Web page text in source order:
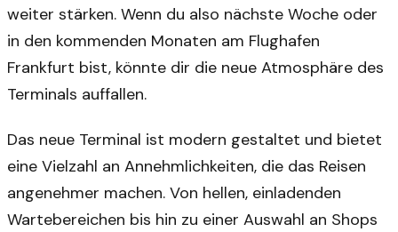
weiter stärken. Wenn du also nächste Woche oder
in den kommenden Monaten am Flughafen
Frankfurt bist, könnte dir die neue Atmosphäre des
Terminals auffallen.
Das neue Terminal ist modern gestaltet und bietet
eine Vielzahl an Annehmlichkeiten, die das Reisen
angenehmer machen. Von hellen, einladenden
Wartebereichen bis hin zu einer Auswahl an Shops